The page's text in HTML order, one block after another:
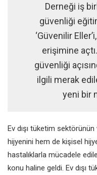
Derneği iş
güvenliği
‘Güvenilir
erişimine
güvenliği
ilgili merak
yeni bir
Ev dışı tüketim
hijyenini hem de kişisel
hastalıklarla mücadele
konu haline geldi. Ev dışı